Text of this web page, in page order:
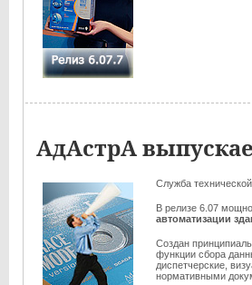
АдАстрА
Служба
В релизе 6.07
автоматизации
Создан
функции сбора
диспетчерские,
нормативными